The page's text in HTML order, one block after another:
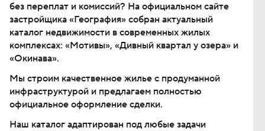
без переплат и комиссий? На официальном сайте
застройщика «География» собран актуальный
каталог недвижимости в современных жилых
комплексах: «Мотивы», «Дивный квартал у озера» и
«Окинава».
Мы строим качественное жилье с продуманной
инфраструктурой и предлагаем полностью
официальное оформление сделки.
Наш каталог адаптирован под любые задачи